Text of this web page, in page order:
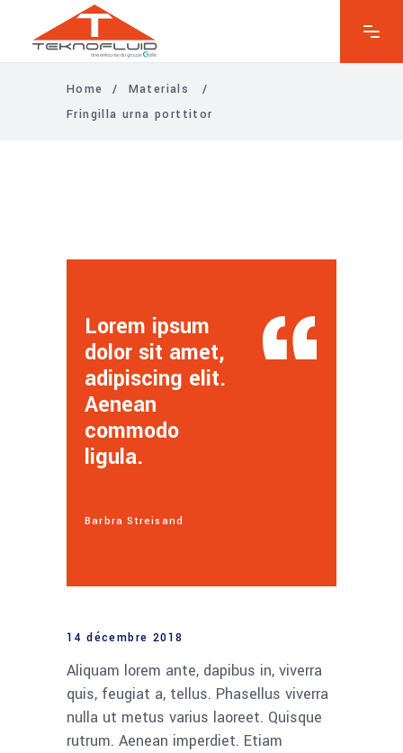
Home / Materials
/
Fringilla urna porttitor
Lorem ipsum
dolor sit amet,
adipiscing elit.
Aenean
commodo
ligula.
Barbra Streisand
14 décembre 2018
Aliquam lorem ante, dapibus in, viverra
quis, feugiat a, tellus. Phasellus viverra
nulla ut metus varius laoreet. Quisque
rutrum. Aenean imperdiet. Etiam